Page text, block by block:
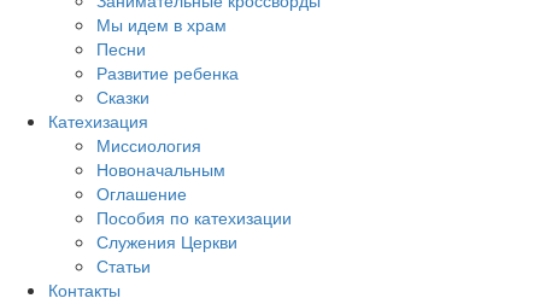
Мы идем в храм
Песни
Развитие ребенка
Сказки
Катехизация
Миссиология
Новоначальным
Оглашение
Пособия по катехизации
Служения Церкви
Статьи
Контакты